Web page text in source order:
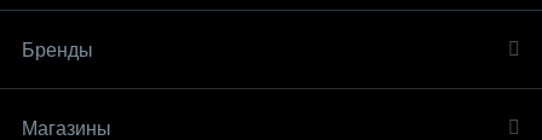
Бренды
Магазины